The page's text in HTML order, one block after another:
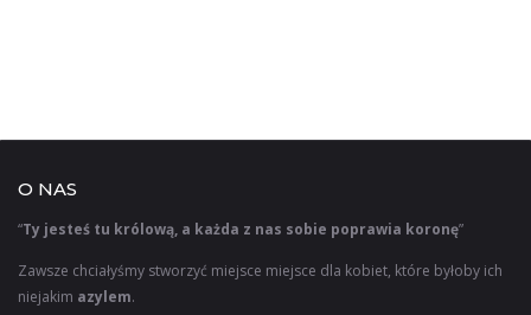
O NAS
“Ty jesteś tu królową, a każda z nas sobie poprawia koronę”
Zawsze chciałyśmy stworzyć miejsce miejsce dla kobiet, które byłoby ich
niejakim azylem.